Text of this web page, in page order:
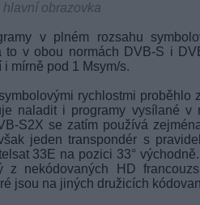
obrazovka
v plném rozsahu
to v obou normách DVB-S i
mírně pod 1 Msym/s.
rychlostmi proběhlo
naladit i programy vysílané v
S2X se zatím používá
jeden transpondér s
33E na pozici 33°
z nekódovaných HD
jsou na jiných družicích